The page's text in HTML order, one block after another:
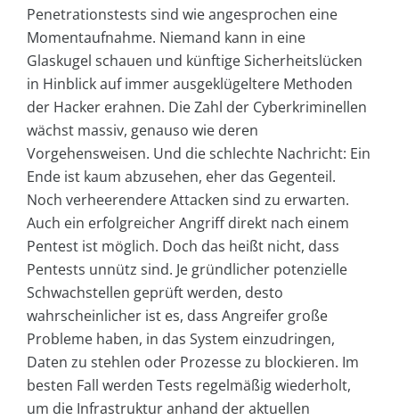
Penetrationstests sind wie angesprochen eine
Momentaufnahme. Niemand kann in eine
Glaskugel schauen und künftige Sicherheitslücken
in Hinblick auf immer ausgeklügeltere Methoden
der Hacker erahnen. Die Zahl der Cyberkriminellen
wächst massiv, genauso wie deren
Vorgehensweisen. Und die schlechte Nachricht: Ein
Ende ist kaum abzusehen, eher das Gegenteil.
Noch verheerendere Attacken sind zu erwarten.
Auch ein erfolgreicher Angriff direkt nach einem
Pentest ist möglich. Doch das heißt nicht, dass
Pentests unnütz sind. Je gründlicher potenzielle
Schwachstellen geprüft werden, desto
wahrscheinlicher ist es, dass Angreifer große
Probleme haben, in das System einzudringen,
Daten zu stehlen oder Prozesse zu blockieren. Im
besten Fall werden Tests regelmäßig wiederholt,
um die Infrastruktur anhand der aktuellen